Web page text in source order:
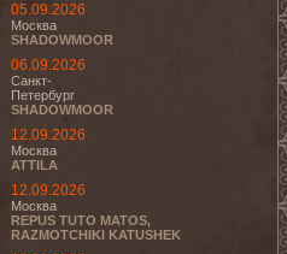
05.09.2026
Москва
SHADOWMOOR
06.09.2026
Санкт-
Петербург
SHADOWMOOR
12.09.2026
Москва
ATTILA
12.09.2026
Москва
REPUS TUTO MATOS,
RAZMOTCHIKI KATUSHEK